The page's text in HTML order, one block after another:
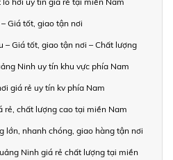
Giá tốt, giao tận nơi
– Giá tốt, giao tận nơi – Chất lượng
Ninh uy tín khu vực phía Nam
giá rẻ uy tín kv phía Nam
rẻ, chất lượng cao tại miền Nam
lớn, nhanh chóng, giao hàng tận nơi
Ninh giá rẻ chất lượng tại miền